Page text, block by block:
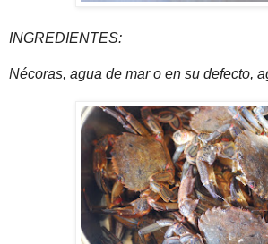
INGREDIENTES:
Nécoras, agua de mar o en su defecto,